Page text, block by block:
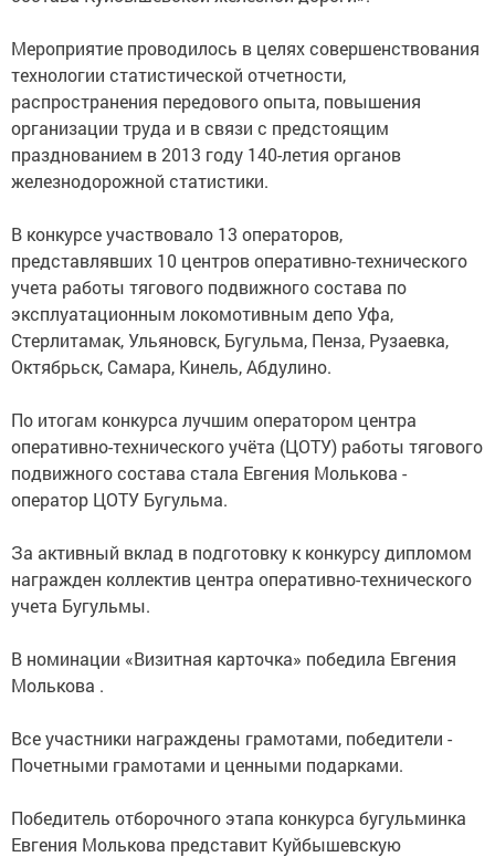
Мероприятие проводилось в целях совершенствования
технологии статистической отчетности,
распространения передового опыта, повышения
организации труда и в связи с предстоящим
празднованием в 2013 году 140-летия органов
железнодорожной статистики.
В конкурсе участвовало 13 операторов,
представлявших 10 центров оперативно-технического
учета работы тягового подвижного состава по
эксплуатационным локомотивным депо Уфа,
Стерлитамак, Ульяновск, Бугульма, Пенза, Рузаевка,
Октябрьск, Самара, Кинель, Абдулино.
По итогам конкурса лучшим оператором центра
оперативно-технического учёта (ЦОТУ) работы тягового
подвижного состава стала Евгения Молькова -
оператор ЦОТУ Бугульма.
За активный вклад в подготовку к конкурсу дипломом
награжден коллектив центра оперативно-технического
учета Бугульмы.
В номинации «Визитная карточка» победила Евгения
Молькова .
Все участники награждены грамотами, победители -
Почетными грамотами и ценными подарками.
Победитель отборочного этапа конкурса бугульминка
Евгения Молькова представит Куйбышевскую